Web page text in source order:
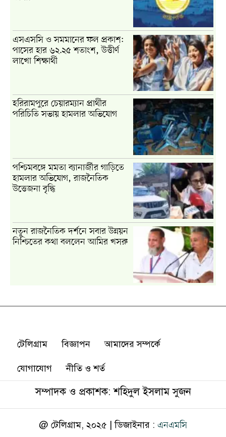
টেলিগ্রাম বিজ্ঞাপন আমাদের সম্পর্কে
যোগাযোগ নীতি ও শর্ত
সম্পাদক ও প্রকাশক: শহিদুল ইসলাম সুজন
@ টেলিগ্রাম, ২০২৫ | ডিজাইনার : এনএমসি